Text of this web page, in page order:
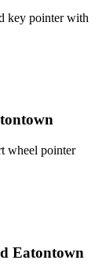
key pointer with
wheel pointer
Eatontown